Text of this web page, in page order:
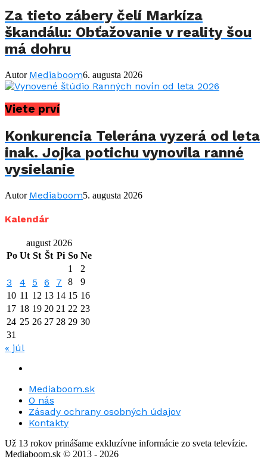
Za tieto zábery čelí Markíza
škandálu: Obťažovanie v reality šou
má dohru
Autor Mediaboom6. augusta 2026
Viete prví
Konkurencia Telerána vyzerá od leta
inak. Jojka potichu vynovila ranné
vysielanie
Autor Mediaboom5. augusta 2026
Kalendár
august 2026
Po Ut St Št Pi So Ne
1
2
3 4 5 6 7 8
9
10 11 12 13 14 15 16
17 18 19 20 21 22 23
24 25 26 27 28 29 30
31
« júl
Mediaboom.sk
O nás
Zásady ochrany osobných údajov
Kontakty
Už 13 rokov prinášame exkluzívne informácie zo sveta televízie.
Mediaboom.sk © 2013 - 2026